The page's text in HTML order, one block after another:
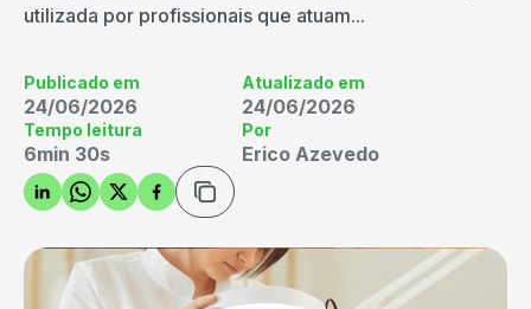
utilizada por profissionais que atuam...
Publicado em
24/06/2026
Atualizado em
24/06/2026
Tempo leitura
6min 30s
Por
Erico Azevedo